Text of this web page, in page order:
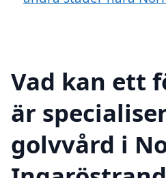
Vad kan ett
är
golvvård i